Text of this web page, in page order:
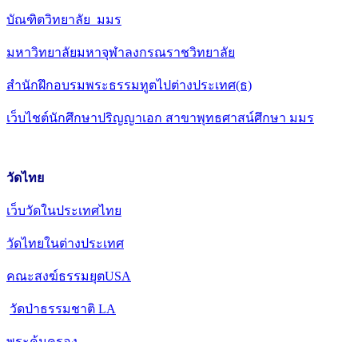
บัณฑิตวิทยาลัย มมร
มหาวิทยาลัยมหาจุฬาลงกรณราชวิทยาลัย
สำนักฝึกอบรมพระธรรมทูตไปต่างประเทศ(ธ)
เว็บไชต์นักศึกษาปริญญาเอก สาขาพุทธศาสน์ศึกษา มมร
วัดไทย
เว็บวัดในประเทศไทย
วัดไทยในต่างประเทศ
คณะสงฆ์ธรรมยุตUSA
วัดป่าธรรมชาติ LA